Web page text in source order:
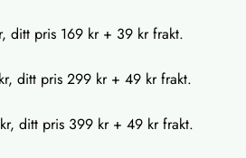
ditt pris 169 kr + 39 kr frakt.
ditt pris 299 kr + 49 kr frakt.
ditt pris 399 kr + 49 kr frakt.